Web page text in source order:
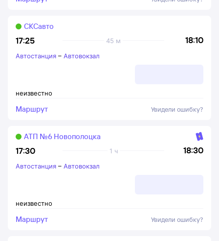
17:25 18:10
45 м
СКСавто
неизвестно
Автостанция – Автовокзал
Маршрут Увидели ошибку?
17:30 18:30
1 ч
АТП №6 Новополоцка
неизвестно
Автостанция – Автовокзал
Маршрут Увидели ошибку?